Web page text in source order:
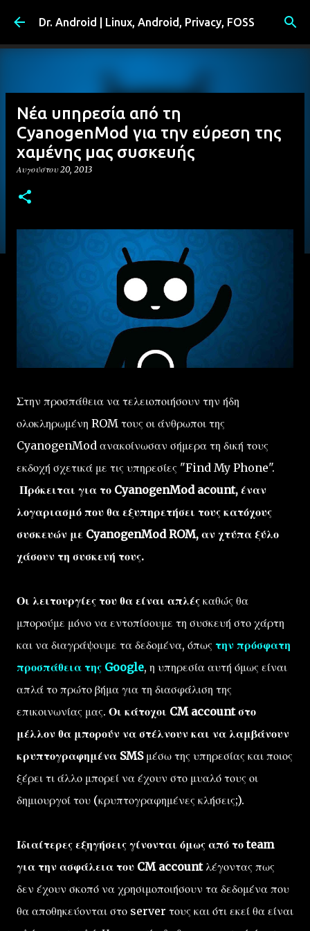
Μετάβαση στο κύριο περιεχόμενο
Dr. Android | Linux, Android, Privacy, FOSS
Νέα υπηρεσία από τη
CyanogenMod για την εύρεση της
χαμένης μας συσκευής
Αυγούστου 20, 2013
Στην προσπάθεια να τελειοποιήσουν την ήδη
ολοκληρωμένη ROM τους οι άνθρωποι της
CyanogenMod ανακοίνωσαν σήμερα τη δική τους
εκδοχή σχετικά με τις υπηρεσίες "Find My Phone".
Πρόκειται για το CyanogenMod acount, έναν
λογαριασμό που θα εξυπηρετήσει τους κατόχους
συσκευών με CyanogenMod ROM, αν χτύπα ξύλο
χάσουν τη συσκευή τους.
Οι λειτουργίες του θα είναι απλές καθώς θα
μπορούμε μόνο να εντοπίσουμε τη συσκευή στο χάρτη
και να διαγράψουμε τα δεδομένα, όπως την πρόσφατη
προσπάθεια της Google, η υπηρεσία αυτή όμως είναι
απλά το πρώτο βήμα για τη διασφάλιση της
επικοινωνίας μας. Οι κάτοχοι CM account στο
μέλλον θα μπορούν να στέλνουν και να λαμβάνουν
κρυπτογραφημένα SMSμέσω της υπηρεσίας και ποιος
ξέρει τι άλλο μπορεί να έχουν στο μυαλό τους οι
δημιουργοί του (κρυπτογραφημένες κλήσεις;).
Ιδιαίτερες εξηγήσεις γίνονται όμως από το team
για την ασφάλεια του CM accountλέγοντας πως
δεν έχουν σκοπό να χρησιμοποιήσουν τα δεδομένα που
θα αποθηκεύονται στο server τους και ότι εκεί θα είναι